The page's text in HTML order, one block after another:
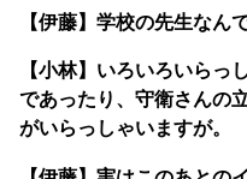
【伊藤】学校の先生なん
【小林】いろいろいらっ
であったり、守衛さんの
がいらっしゃいますが。